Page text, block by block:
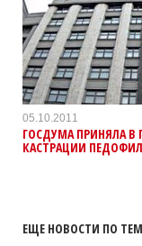
05.10.2011
ГОСДУМА ПРИНЯЛА В
КАСТРАЦИИ
ЕЩЕ НОВОСТИ ПО